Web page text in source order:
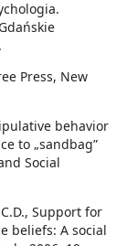
Press, New
behavior
to „sandbag”
Social
Support for
beliefs: A social